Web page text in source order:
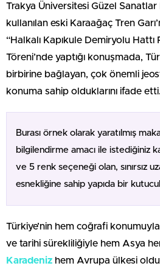
Trakya Üniversitesi Güzel
kullanılan eski Karaağaç Tren
“Halkalı Kapıkule Demiryolu
Töreni’nde yaptığı konuşmada,
birbirine bağlayan, çok önemli
konuma sahip olduklarını ifade etti.
Burası örnek olarak yaratılmış
bilgilendirme amacı ile istediğiniz
ve 5 renk seçeneği olan, sınırsız
esnekliğine sahip yapıda bir
Türkiye’nin hem coğrafi
ve tarihi sürekliliğiyle hem Asya
Karadeniz hem Avrupa ülkesi